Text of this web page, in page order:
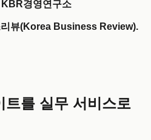
경영연구소
뷰(Korea Business Review).
트를 실무 서비스로